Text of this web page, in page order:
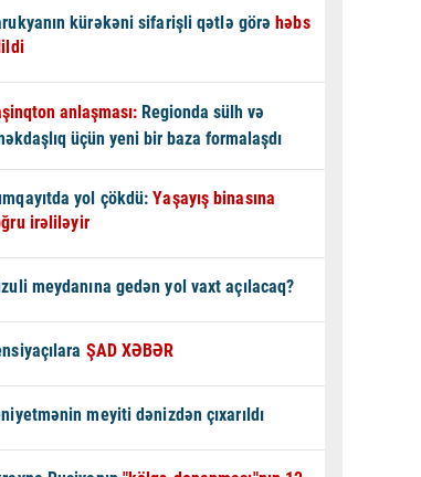
kürəkəni sifarişli qətlə görəhəbs
anlaşması: Regionda sülh və
üçün yeni bir baza formalaşdı
yol çökdü:Yaşayış binasına
irəliləyir
meydanına gedən yol vaxt açılacaq?
ŞAD XƏBƏR
meyiti dənizdən çıxarıldı